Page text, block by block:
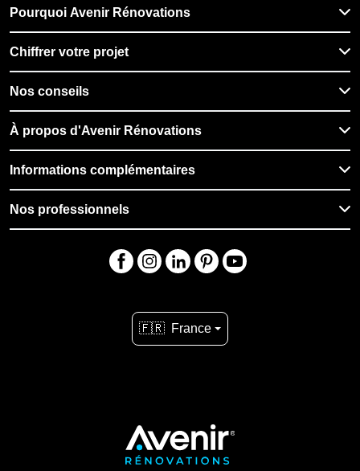
Pourquoi Avenir Rénovations
Chiffrer votre projet
Nos conseils
À propos d'Avenir Rénovations
Informations complémentaires
Nos professionnels
🇫🇷 France